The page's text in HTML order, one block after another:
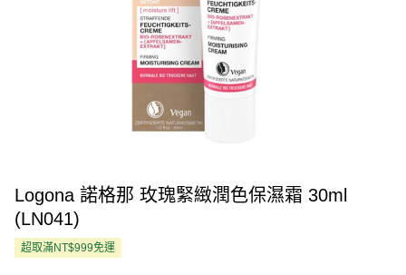
Logona 諾格那 玫瑰緊緻潤色保濕霜 30ml
(LN041)
超取滿NT$999免運